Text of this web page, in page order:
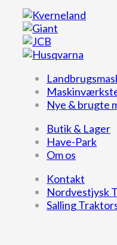
Nye & brugte
Butik & Lager
Have-Park
Om os
Kontakt
Nordvestjysk
Salling